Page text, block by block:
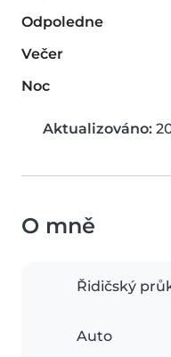
Odpoledne
Večer
Noc
Aktualizováno:
O mně
Řidičský
Auto